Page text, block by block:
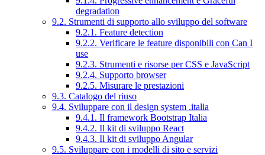
degradation
9.2. Strumenti di supporto allo sviluppo del software
9.2.1. Feature detection
9.2.2. Verificare le feature disponibili con Can I
use
9.2.3. Strumenti e risorse per CSS e JavaScript
9.2.4. Supporto browser
9.2.5. Misurare le prestazioni
9.3. Catalogo del riuso
9.4. Sviluppare con il design system .italia
9.4.1. Il framework Bootstrap Italia
9.4.2. Il kit di sviluppo React
9.4.3. Il kit di sviluppo Angular
9.5. Sviluppare con i modelli di sito e servizi